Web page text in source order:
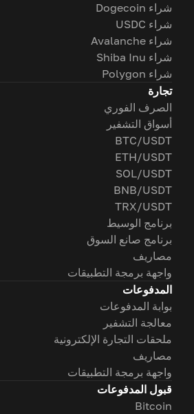
شراء Dogecoin
شراء USDC
شراء Avalanche
شراء Shiba Inu
شراء Polygon
تجارة
الصرف الفوري
أسواق التشفير
BTC/USDT
ETH/USDT
SOL/USDT
BNB/USDT
TRX/USDT
برنامج الوسيط
برنامج صانع السوق
مصاريف
واجهة برمجة التطبيقات
المدفوعات
بوابة المدفوعات
معالجة التشفير
ملحقات التجارة الإلكترونية
مصاريف
واجهة برمجة التطبيقات
قبول المدفوعات
Bitcoin